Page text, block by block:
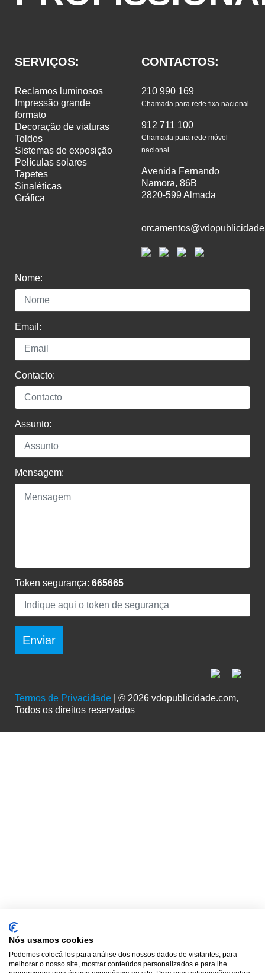
SERVIÇOS:
reclamos luminosos
formato
decoração de viaturas
toldos
sistemas de exposição
películas solares
tapetes
sinaléticas
gráfica
CONTACTOS:
210 990 169
Chamada para rede fixa nacional
912 711 100
Chamada para rede móvel
nacional
Avenida Fernando
Namora, 86B
2820-599 Almada
Nome:
Email:
Contacto:
Assunto:
Mensagem:
Token segurança: 665665
Enviar
Termos de Privacidade | © 2026 vdopublicidade.com,
Todos os direitos reservados
Nós usamos cookies
Podemos colocá-los para análise dos nossos dados de visitantes, para
melhorar o nosso site, mostrar conteúdos personalizados e para lhe